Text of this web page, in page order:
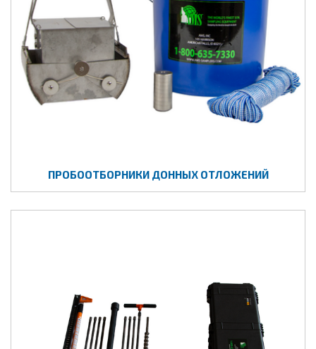
ПРОБООТБОРНИКИ ДОННЫХ ОТЛОЖЕНИЙ